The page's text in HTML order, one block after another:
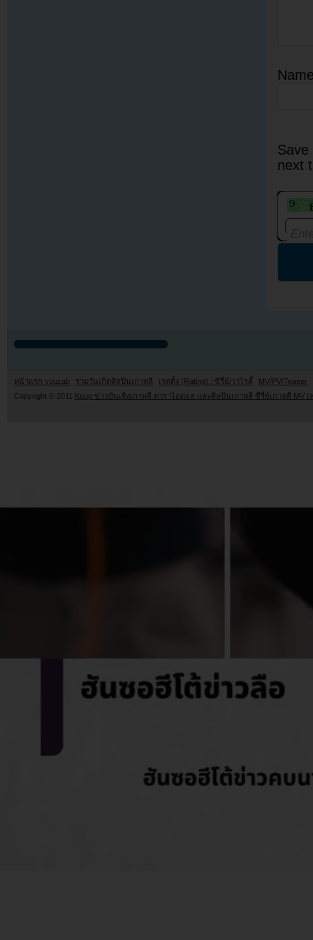
next
หน้าแรก youzab รวมวันเกิดศิลปินเกาหลี เรตติ้ง (Rating) : ซีรี่ย์/วาไรตี้
MV/PV/Teaser
Copyright © 2011 Kpop ข่าวบันเทิงเกาหลี ดาราไอดอล และศิลปินเกาหลี ซีรี่ย์เกาหลี MV